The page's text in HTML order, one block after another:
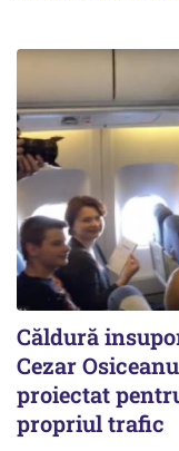
Căldură
Cezar
proiectat
propriul trafic